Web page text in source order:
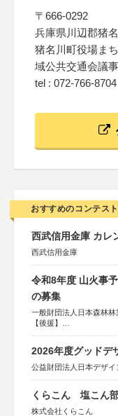
〒666-0292
兵庫県川辺郡猪
猪名川町役場ま
域公共交通会議事
tel : 072-766-8704
おすすめのコンテスト
西武信用金庫 カレ
西武信用金庫
令和8年度 山火事
の募集
一般財団法人日本森林林
【後援】
会、森林火災対策協会
2026年度グッドデ
公益財団法人日本デザイ
くらこん 塩こん
株式会社くらこん